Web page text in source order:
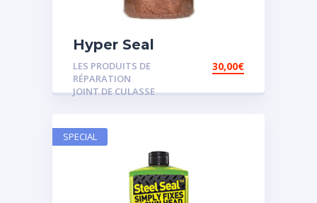
Hyper Seal
LES PRODUITS DE
RÉPARATION
JOINT DE CULASSE
30,00€
SPECIAL